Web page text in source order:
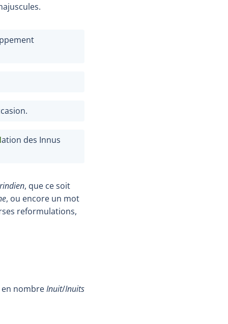
ation des Innus
, que ce soit
, ou encore un mot
reformulations,
en nombreInuit/Inuits